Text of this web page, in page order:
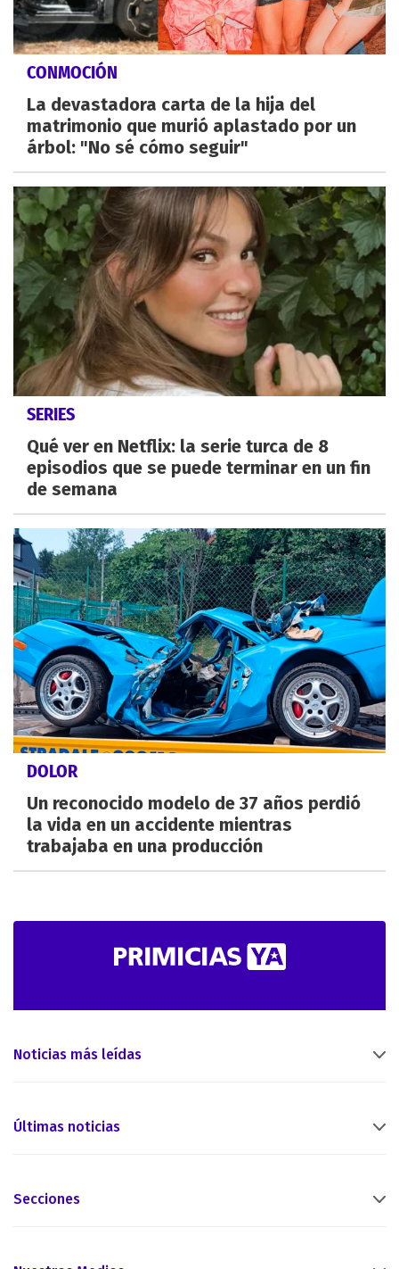
CONMOCIÓN
La devastadora carta de la hija del
matrimonio que murió aplastado por un
árbol: "No sé cómo seguir"
SERIES
Qué ver en Netflix: la serie turca de 8
episodios que se puede terminar en un fin
de semana
DOLOR
Un reconocido modelo de 37 años perdió
la vida en un accidente mientras
trabajaba en una producción
Noticias más leídas
Últimas noticias
Secciones